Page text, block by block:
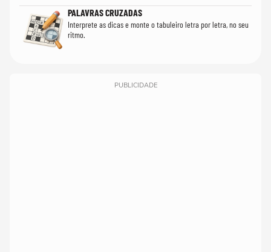
PALAVRAS CRUZADAS
Interprete as dicas e monte o tabuleiro letra por letra, no seu
ritmo.
PUBLICIDADE